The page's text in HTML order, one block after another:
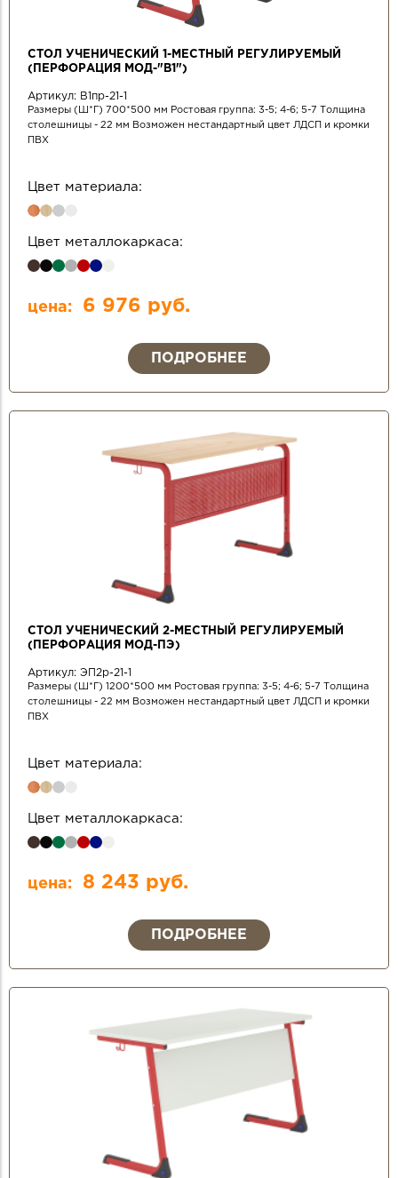
СТОЛ УЧЕНИЧЕСКИЙ 1-МЕСТНЫЙ РЕГУЛИРУЕМЫЙ
(ПЕРФОРАЦИЯ МОД-"В1")
Артикул: В1пр-21-1
Размеры (Ш*Г) 700*500 мм Ростовая группа: 3-5; 4-6; 5-7 Толщина
столешницы - 22 мм Возможен нестандартный цвет ЛДСП и кромки
ПВХ
Цвет материала:
Цвет металлокаркаса:
цена: 6 976 руб.
ПОДРОБНЕЕ
СТОЛ УЧЕНИЧЕСКИЙ 2-МЕСТНЫЙ РЕГУЛИРУЕМЫЙ
(ПЕРФОРАЦИЯ МОД-ПЭ)
Артикул: ЭП2р-21-1
Размеры (Ш*Г) 1200*500 мм Ростовая группа: 3-5; 4-6; 5-7 Толщина
столешницы - 22 мм Возможен нестандартный цвет ЛДСП и кромки
ПВХ
Цвет материала:
Цвет металлокаркаса:
цена: 8 243 руб.
ПОДРОБНЕЕ